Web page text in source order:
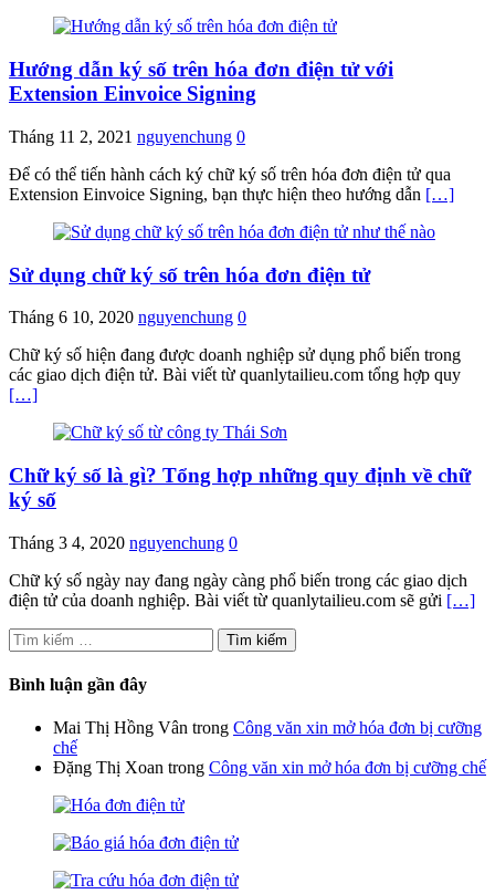
Hướng dẫn ký số trên hóa đơn điện tử với
Extension Einvoice Signing
Tháng 11 2, 2021 nguyenchung 0
Để có thể tiến hành cách ký chữ ký số trên hóa đơn điện tử qua
Extension Einvoice Signing, bạn thực hiện theo hướng dẫn […]
Sử dụng chữ ký số trên hóa đơn điện tử
Tháng 6 10, 2020 nguyenchung 0
Chữ ký số hiện đang được doanh nghiệp sử dụng phổ biến trong
các giao dịch điện tử. Bài viết từ quanlytailieu.com tổng hợp quy
[…]
Chữ ký số là gì? Tổng hợp những quy định về chữ
ký số
Tháng 3 4, 2020 nguyenchung 0
Chữ ký số ngày nay đang ngày càng phổ biến trong các giao dịch
điện tử của doanh nghiệp. Bài viết từ quanlytailieu.com sẽ gửi […]
Tìm
kiếm
cho:
Bình luận gần đây
Mai Thị Hồng Vân trong Công văn xin mở hóa đơn bị cưỡng
chế
Đặng Thị Xoan trong Công văn xin mở hóa đơn bị cưỡng chế